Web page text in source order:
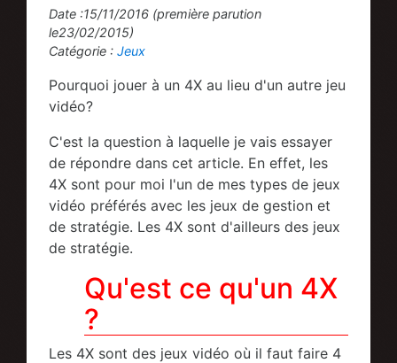
Date :15/11/2016 (première parution
le23/02/2015)
Catégorie : Jeux
Pourquoi jouer à un 4X au lieu d'un autre jeu
vidéo?
C'est la question à laquelle je vais essayer
de répondre dans cet article. En effet, les
4X sont pour moi l'un de mes types de jeux
vidéo préférés avec les jeux de gestion et
de stratégie. Les 4X sont d'ailleurs des jeux
de stratégie.
Qu'est ce qu'un 4X
?
Les 4X sont des jeux vidéo où il faut faire 4